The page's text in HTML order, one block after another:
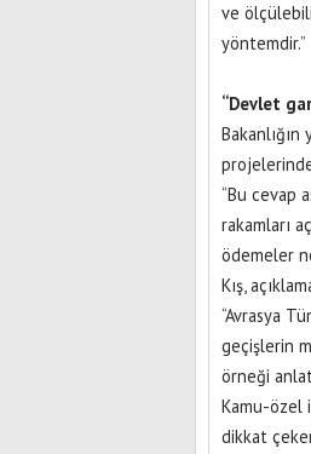
ve
yöntemdir.”
“Devlet
“Bu cevap
rakamları
ödemeler
Kış,
“Avrasya
geçişlerin
örneği
Kamu-özel
dikkat